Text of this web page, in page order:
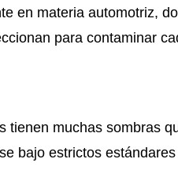
en materia automotriz,
para contaminar
tienen muchas sombras
bajo estrictos